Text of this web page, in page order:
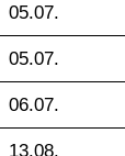
05.07.
05.07.
06.07.
13.08.